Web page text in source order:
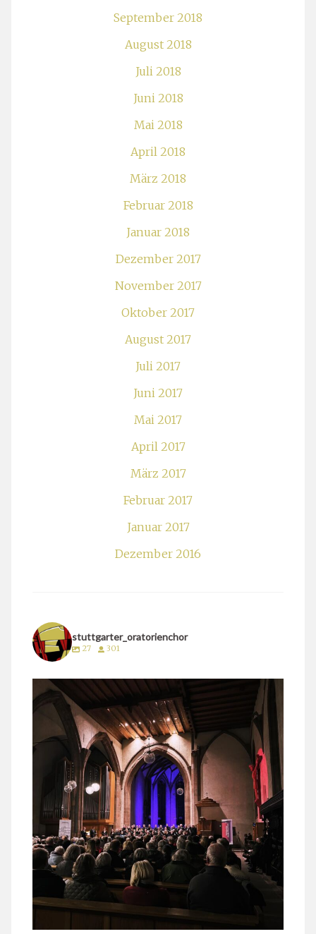
September 2018
August 2018
Juli 2018
Juni 2018
Mai 2018
April 2018
März 2018
Februar 2018
Januar 2018
Dezember 2017
November 2017
Oktober 2017
August 2017
Juli 2017
Juni 2017
Mai 2017
April 2017
März 2017
Februar 2017
Januar 2017
Dezember 2016
stuttgarter_oratorienchor
27 301
stuttgarter_oratorienchor
März 24